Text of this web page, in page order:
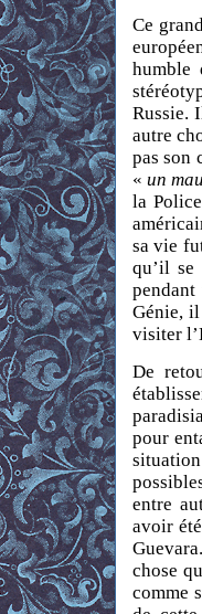
Ce
humble
Russie.
autre
pas son
« un
la
sa vie
qu’il se
Génie,
visiter
De
pour
entre
avoir
chose
comme